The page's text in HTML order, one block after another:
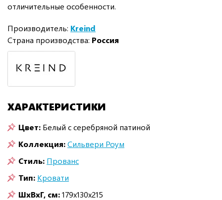
отличительные особенности.
Производитель: Kreind
Страна производства: Россия
ХАРАКТЕРИСТИКИ
Цвет: Белый с серебряной патиной
Коллекция:Сильвери Роум
Стиль: Прованс
Тип: Кровати
ШxВxГ, см:179x130x215